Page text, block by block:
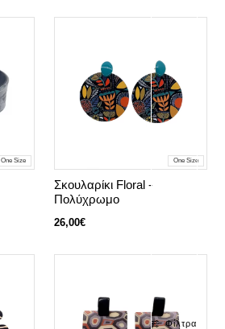
One Size One Size
Σκουλαρίκι Floral -
Πολύχρωμο
26,00€
Φίλτρα